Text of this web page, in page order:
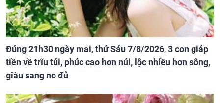
Đúng 21h30 ngày mai, thứ Sáu 7/8/2026, 3 con giáp
tiền về trĩu túi, phúc cao hơn núi, lộc nhiều hơn sông,
giàu sang no đủ